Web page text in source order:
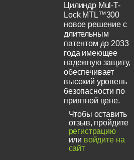
Цилиндр Mul-T-
Lock MTL™300
новое решение с
длительным
патентом до 2033
года имеющее
надежную защиту,
обеспечивает
высокий уровень
безопасности по
приятной цене.
Чтобы оставить
отзыв, пройдите
регистрацию
или войдите на
сайт